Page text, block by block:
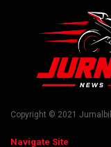
Copyright © 2021
Navigate Site